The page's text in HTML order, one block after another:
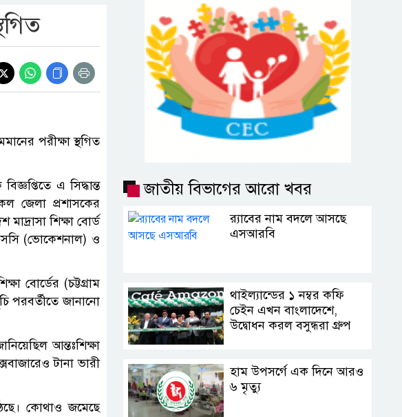
পরীক্ষা স্থগিত
এ সিদ্ধান্ত
জেলা প্রশাসকের
মাদ্রাসা শিক্ষা বোর্ড
(ভোকেশনাল) ও
বোর্ডের (চট্টগ্রাম
পরবর্তীতে জানানো
আন্তঃশিক্ষা
টানা ভারী
কোথাও জমেছে
জাতীয় বিভাগের আরো খবর
র‍্যাবের নাম বদলে আসছে
এসআরবি
থাইল্যান্ডের ১ নম্বর কফি
চেইন এখন বাংলাদেশে,
উদ্বোধন করল বসুন্ধরা গ্রুপ
হাম উপসর্গে এক দিনে আরও
৬ মৃত্যু